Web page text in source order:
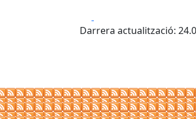
Darrera actualització: